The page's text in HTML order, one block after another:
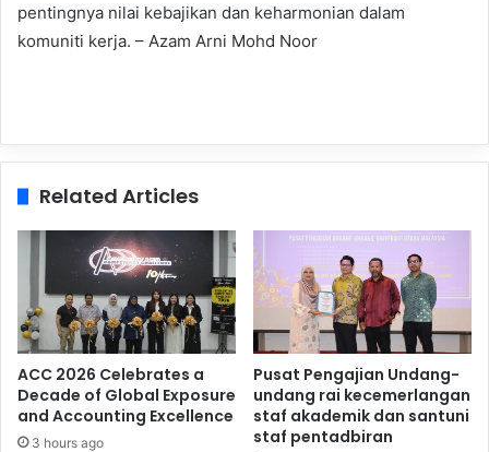
pentingnya nilai kebajikan dan keharmonian dalam
komuniti kerja. – Azam Arni Mohd Noor
Related Articles
ACC 2026 Celebrates a
Decade of Global Exposure
and Accounting Excellence
3 hours ago
Pusat Pengajian Undang-
undang rai kecemerlangan
staf akademik dan santuni
staf pentadbiran